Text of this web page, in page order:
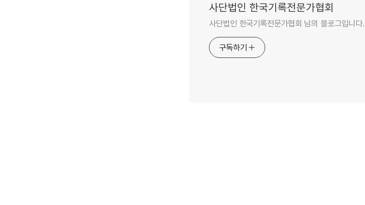
사단법인 한국기록전문가협회
사단법인 한국기록전문가협회 님의 블로그입니다.
구독하기